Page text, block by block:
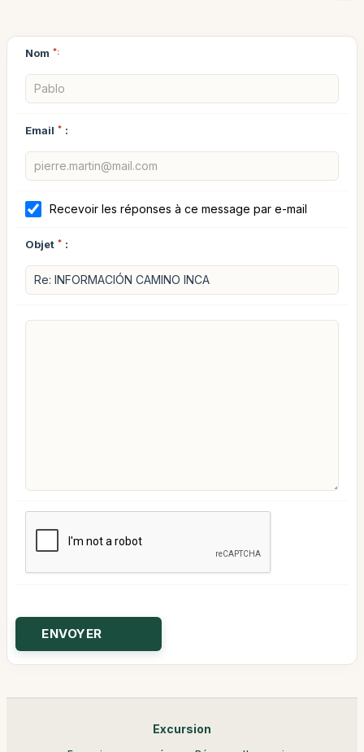
Nom *:
Email * :
Recevoir les réponses à ce message par e-mail
Objet * :
Excursion